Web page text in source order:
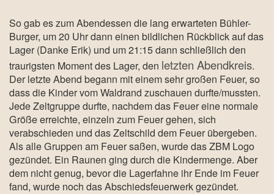
So gab es zum Abendessen die lang erwarteten Bühler-
Burger, um 20 Uhr dann einen bildlichen Rückblick auf das
Lager (Danke Erik) und um 21:15 dann schließlich den
traurigsten Moment des Lager, den letzten Abendkreis.
Der letzte Abend begann mit einem sehr großen Feuer, so
dass die Kinder vom Waldrand zuschauen durfte/mussten.
Jede Zeltgruppe durfte, nachdem das Feuer eine normale
Größe erreichte, einzeln zum Feuer gehen, sich
verabschieden und das Zeltschild dem Feuer übergeben.
Als alle Gruppen am Feuer saßen, wurde das ZBM Logo
gezündet. Ein Raunen ging durch die Kindermenge. Aber
dem nicht genug, bevor die Lagerfahne ihr Ende im Feuer
fand, wurde noch das Abschiedsfeuerwerk gezündet.